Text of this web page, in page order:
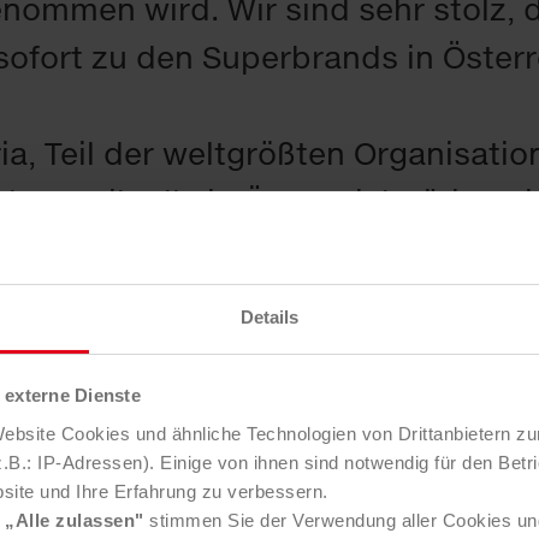
Details
Dienste
Cookies und ähnliche Technologien von Drittanbietern
IP-Adressen). Einige von ihnen sind notwendig für den
und Ihre Erfahrung zu verbessern.
„Alle zulassen" stimmen Sie der Verwendung aller Cookies
wird. Wir sind sehr stolz,
zu den Superbrands in
Teil der weltgrößten
alle in Österreich tätigen
Mit Hilfe eines Datenanalyse-
B2B-Marken in rund 100
wie Kapital, Umsatz,
hergenommen. Danach
durch das Business Brand
Tradition, Reputation und